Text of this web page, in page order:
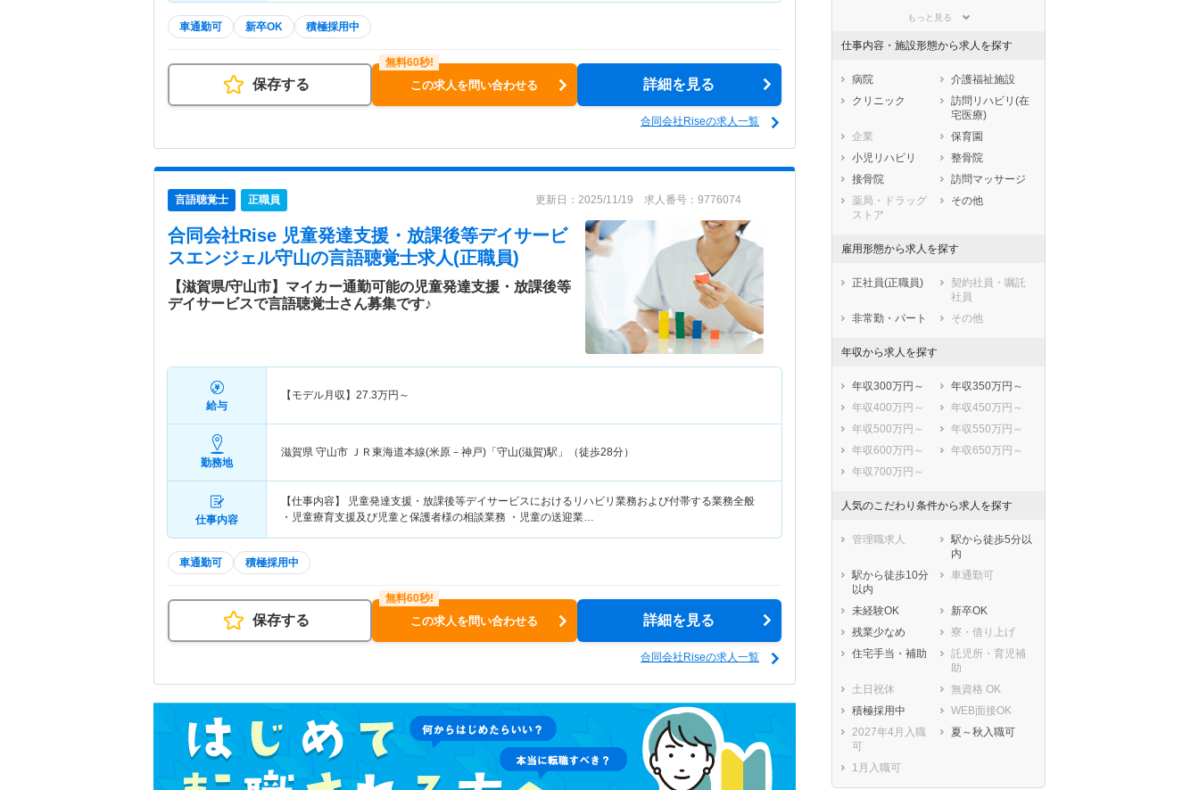
車通勤可 新卒OK 積極採用中
保存する この求人を問い合わせる 詳細を見る
合同会社Riseの求人一覧
言語聴覚士 正職員 更新日：2025/11/19 求人番号：9776074
合同会社Rise 児童発達支援・放課後等デイサービ
スエンジェル守山の言語聴覚士求人(正職員)
【滋賀県/守山市】マイカー通勤可能の児童発達支援・放課後等
デイサービスで言語聴覚士さん募集です♪
給与
【モデル月収】 27.3万円～
勤務地
滋賀県 守山市 ＪＲ東海道本線(米原－神戸)「守山(滋賀)駅」（徒歩28分）
仕事内容
【仕事内容】 児童発達支援・放課後等デイサービスにおけるリハビリ業務および付帯する業務全般
・児童療育支援及び児童と保護者様の相談業務 ・児童の送迎業…
車通勤可 積極採用中
保存する この求人を問い合わせる 詳細を見る
合同会社Riseの求人一覧
埼玉県
石川県
福井県
岐阜県
静岡県
愛知県
三重県
大阪府
兵庫県
奈良県
鳥取県
島根県
広島県
山口県
徳島県
香川県
愛媛県
熊本県
大分県
もっと見る
仕事内容・施設形態から求人を探す
病院
介護福祉施設
クリニック
訪問リハビリ(在
宅医療)
企業
保育園
小児リハビリ
整骨院
接骨院
訪問マッサージ
薬局・ドラッグ
ストア
その他
雇用形態から求人を探す
正社員(正職員)
契約社員・嘱託
社員
非常勤・パート
その他
年収から求人を探す
年収300万円～
年収350万円～
年収400万円～
年収450万円～
年収500万円～
年収550万円～
年収600万円～
年収650万円～
年収700万円～
人気のこだわり条件から求人を探す
管理職求人
駅から徒歩5分以
内
駅から徒歩10分
以内
車通勤可
未経験OK
新卒OK
残業少なめ
寮・借り上げ
住宅手当・補助
託児所・育児補
助
土日祝休
無資格 OK
積極採用中
WEB面接OK
2027年4月入職
可
夏～秋入職可
1月入職可